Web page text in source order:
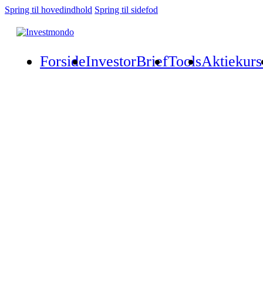
Spring til hovedindhold Spring til sidefod
ForsideInvestorBriefTools